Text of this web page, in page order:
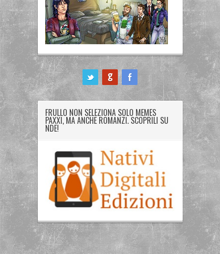
FRULLO NON SELEZIONA SOLO MEMES
PAXXI, MA ANCHE ROMANZI. SCOPRILI SU
NDE!